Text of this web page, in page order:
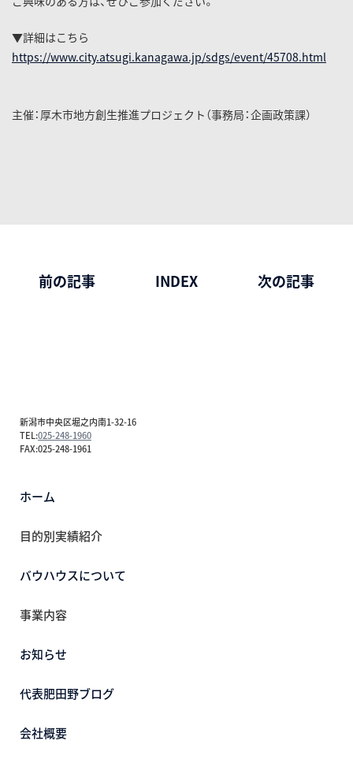
▼詳細はこちら
https://www.city.atsugi.kanagawa.jp/sdgs/event/45708.html
主催： 厚木市地方創生推進プロジェクト （事務局：企画政策課）
前の記事 INDEX 次の記事
新潟市中央区堀之内南1-32-16
TEL:025-248-1960
FAX:025-248-1961
ホーム
目的別実績紹介
バウハウスについて
事業内容
お知らせ
代表肥田野ブログ
会社概要